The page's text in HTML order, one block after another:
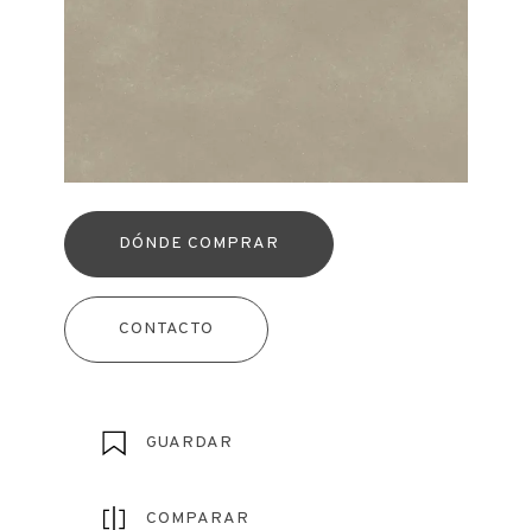
DÓNDE COMPRAR
CONTACTO
GUARDAR
COMPARAR